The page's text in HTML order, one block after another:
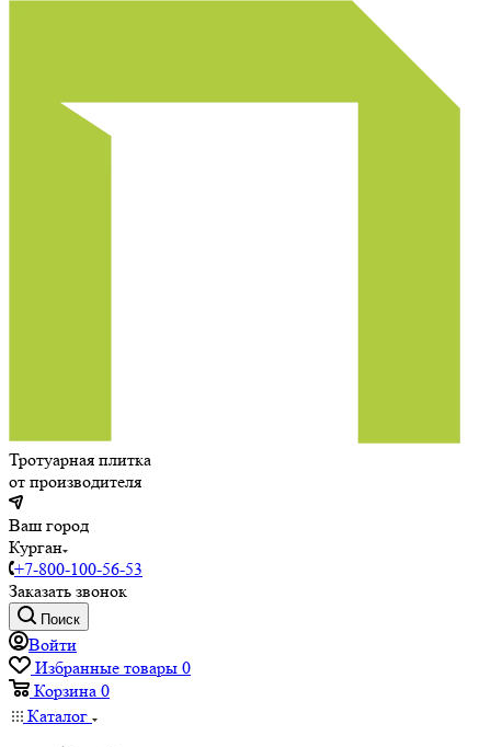
Тротуарная плитка
от производителя
Ваш город
Курган
+7-800-100-56-53
Заказать звонок
Поиск
Войти
Избранные товары 0
Корзина 0
Каталог